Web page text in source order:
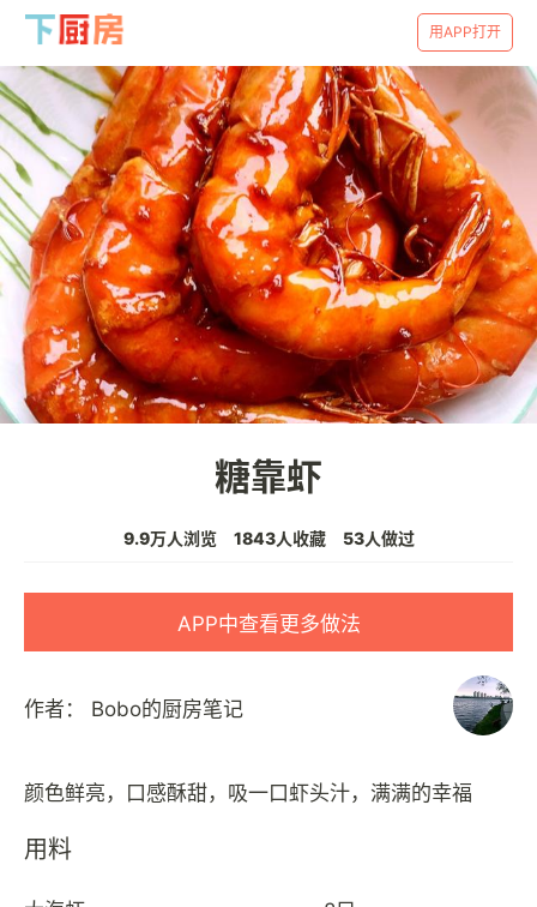
用APP打开
糖靠虾
9.9万人浏览 1843人收藏 53人做过
APP中查看更多做法
作者： Bobo的厨房笔记
用料